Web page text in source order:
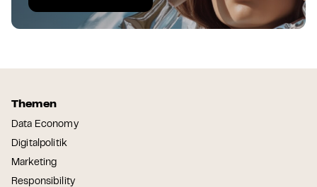
Themen
Data Economy
Digitalpolitik
Marketing
Responsibility